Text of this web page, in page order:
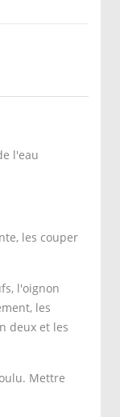
l'eau
les couper
l'oignon
les
deux et les
Mettre